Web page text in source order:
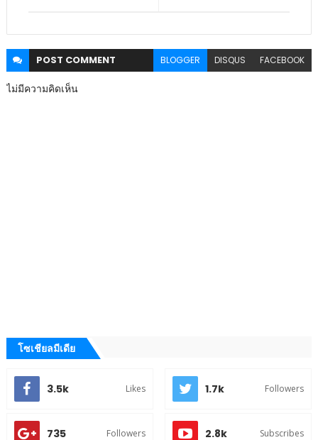
POST COMMENT BLOGGER DISQUS FACEBOOK
ไม่มีความคิดเห็น
โซเชียลมีเดีย
3.5k Likes 1.7k Followers
735 Followers 2.8k Subscribes